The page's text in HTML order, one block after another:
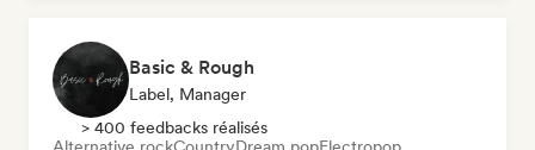
Basic & Rough
Label, Manager
> 400 feedbacks réalisés